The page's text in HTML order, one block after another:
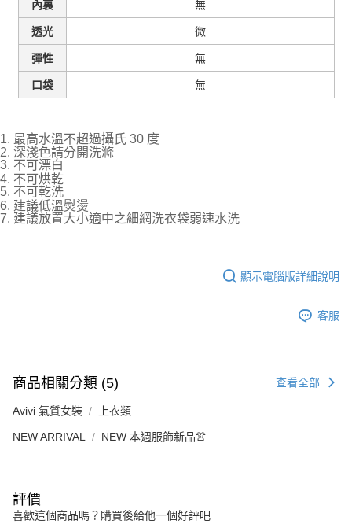
內裏 無
透光 微
彈性 無
口袋 無
1. 最高水溫不超過攝氏 30 度
2. 深淺色請分開洗滌
3. 不可漂白
4. 不可烘乾
5. 不可乾洗
6. 建議低溫熨燙
7. 建議放置大小適中之細網洗衣袋弱速水洗
顯示電腦版詳細說明
客服
商品相關分類 (5) 查看全部
Avivi 氣質女裝 上衣類
NEW ARRIVAL NEW 本週服飾新品👚
評價
喜歡這個商品嗎？購買後給他一個好評吧